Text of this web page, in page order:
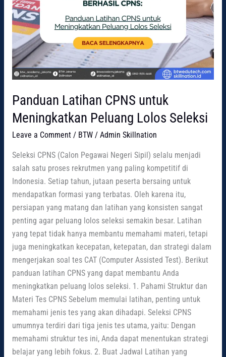
Panduan Latihan CPNS untuk
Meningkatkan Peluang Lolos Seleksi
Leave a Comment / BTW/ Admin Skillnation
Seleksi CPNS (Calon Pegawai Negeri Sipil) selalu menjadi
salah satu proses rekrutmen yang paling kompetitif di
Indonesia. Setiap tahun, jutaan peserta bersaing untuk
mendapatkan formasi yang terbatas. Oleh karena itu,
persiapan yang matang dan latihan yang konsisten sangat
penting agar peluang lolos seleksi semakin besar. Latihan
yang tepat tidak hanya membantu memahami materi, tetapi
juga meningkatkan kecepatan, ketepatan, dan strategi dalam
mengerjakan soal tes CAT (Computer Assisted Test). Berikut
panduan latihan CPNS yang dapat membantu Anda
meningkatkan peluang lolos seleksi. 1. Pahami Struktur dan
Materi Tes CPNS Sebelum memulai latihan, penting untuk
memahami jenis tes yang akan dihadapi. Seleksi CPNS
umumnya terdiri dari tiga jenis tes utama, yaitu: Dengan
memahami struktur tes ini, Anda dapat menentukan strategi
belajar yang lebih fokus. 2. Buat Jadwal Latihan yang